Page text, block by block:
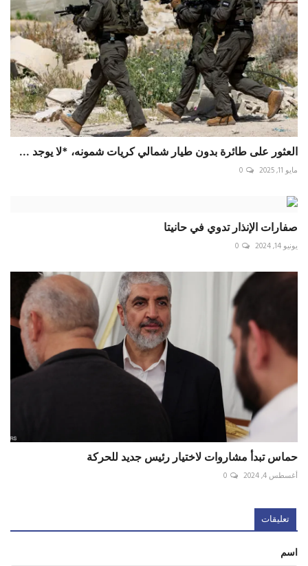
العثور على طائرة بدون طيار شمالي كريات شمونه، *لا يوجد ...
مايو 11, 2025 0
‏صفارات الإنذار تدوي في حانيتا
يونيو 14, 2024 0
حماس تبدأ مشاروات لاختيار رئيس جديد للحركة
أغسطس 4, 2024 0
تعليقات
اسم